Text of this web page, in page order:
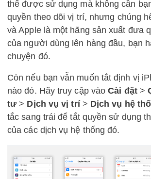
thể được sử dụng mà không cần
quyền theo dõi vị trí, nhưng chúng
và Apple là một hãng sản xuất đưa
của người dùng lên hàng đầu, bạn
chuyện đó.
Còn nếu bạn vẫn muốn tắt định vị
nào đó. Hãy truy cập vàoCài đặt>
tư > Dịch vụ vị trí> Dịch vụ hệ
tắc sang trái để tắt quyền sử dụng
của các dịch vụ hệ thống đó.